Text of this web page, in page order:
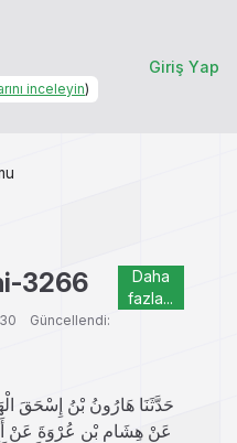
inceleyin)
Giriş Yap
3266
Güncellendi:
Daha
fazla...
حَدَّثَنَا هَارُونُ بْنُ إِسْحَقَ
عَنْ هِشَامِ بْنِ عُرْوَةَ عَنْ